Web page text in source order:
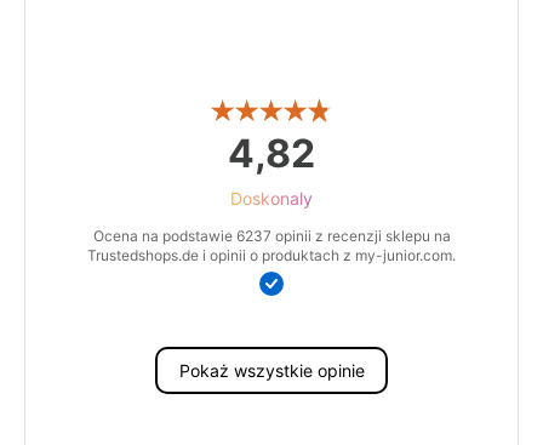
4,82
Doskonaly
Ocena na podstawie 6237 opinii z recenzji sklepu na
Trustedshops.de i opinii o produktach z my-junior.com.
Pokaż wszystkie opinie